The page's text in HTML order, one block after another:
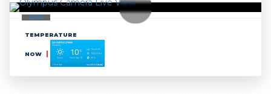
LIVE
TEMPERATURE
NOW